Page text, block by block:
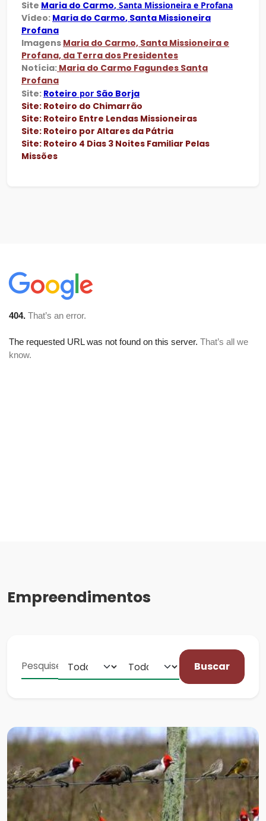
Site Maria do Carmo, Santa Missioneira e Profana
Vídeo: Maria do Carmo, Santa Missioneira
Profana
Imagens Maria do Carmo, Santa Missioneira e
Profana, da Terra dos Presidentes
Notícia: Maria do Carmo Fagundes Santa
Profana
Site: Roteiro por São Borja
Site: Roteiro do Chimarrão
Site: Roteiro Entre Lendas Missioneiras
Site: Roteiro por Altares da Pátria
Site: Roteiro 4 Dias 3 Noites Familiar Pelas
Missões
Empreendimentos
Buscar